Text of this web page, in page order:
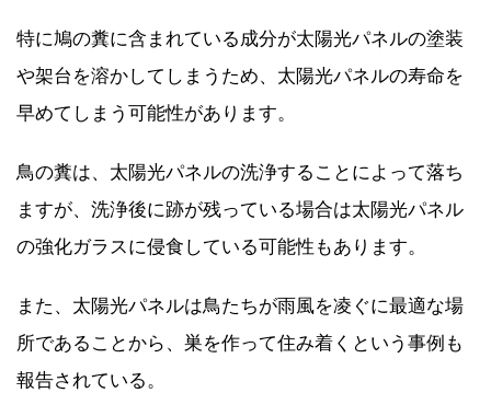
特に鳩の糞に含まれている成分が太陽光パネルの塗装
や架台を溶かしてしまうため、太陽光パネルの寿命を
早めてしまう可能性があります。
鳥の糞は、太陽光パネルの洗浄することによって落ち
ますが、洗浄後に跡が残っている場合は太陽光パネル
の強化ガラスに侵食している可能性もあります。
また、太陽光パネルは鳥たちが雨風を凌ぐに最適な場
所であることから、巣を作って住み着くという事例も
報告されている。